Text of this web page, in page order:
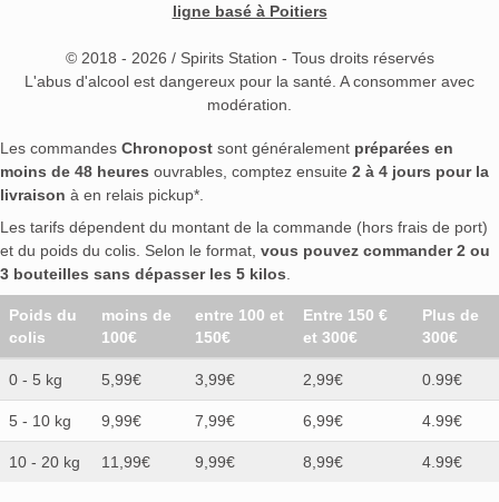
ligne basé à Poitiers
© 2018 - 2026 / Spirits Station - Tous droits réservés
L'abus d'alcool est dangereux pour la santé. A consommer avec
modération.
Les commandes Chronopost sont généralement préparées en
moins de 48 heures ouvrables, comptez ensuite 2 à 4 jours pour la
livraison à en relais pickup*.
Les tarifs dépendent du montant de la commande (hors frais de port)
et du poids du colis. Selon le format, vous pouvez commander 2 ou
3 bouteilles sans dépasser les 5 kilos
Poids du
colis
moins de
100€
entre 100 et
150€
Entre 150 €
et 300€
Plus de
300€
0 - 5 kg 5,99€ 3,99€ 2,99€ 0.99€
5 - 10 kg 9,99€ 7,99€ 6,99€ 4.99€
10 - 20 kg 11,99€ 9,99€ 8,99€ 4.99€